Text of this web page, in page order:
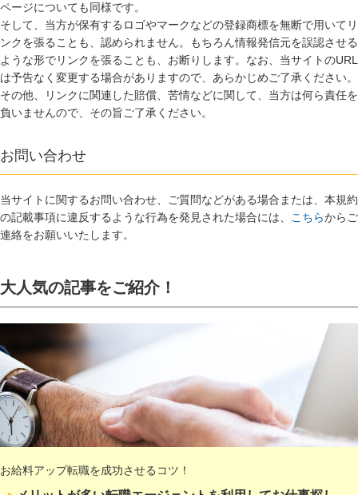
ページについても同様です。
そして、当方が保有するロゴやマークなどの登録商標を無断で用いてリ
ンクを張ることも、認められません。もちろん情報発信元を誤認させる
ような形でリンクを張ることも、お断りします。なお、当サイトのURL
は予告なく変更する場合がありますので、あらかじめご了承ください。
その他、リンクに関連した賠償、苦情などに関して、当方は何ら責任を
負いませんので、その旨ご了承ください。
お問い合わせ
当サイトに関するお問い合わせ、ご質問などがある場合または、本規約
の記載事項に違反するような行為を発見された場合には、
こちらからご
連絡をお願いいたします。
大人気の記事をご紹介！
お給料アップ転職を成功させるコツ！